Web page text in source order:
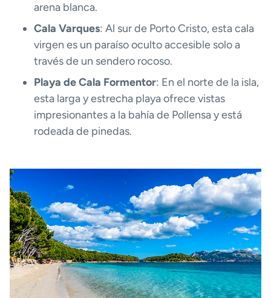
arena blanca.
Cala Varques: Al sur de Porto Cristo, esta cala
virgen es un paraíso oculto accesible solo a
través de un sendero rocoso.
Playa de Cala Formentor: En el norte de la isla,
esta larga y estrecha playa ofrece vistas
impresionantes a la bahía de Pollensa y está
rodeada de pinedas.